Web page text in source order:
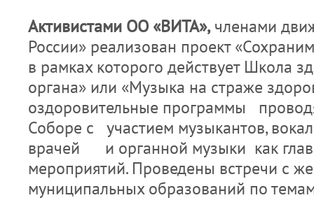
Активистами ОО «ВИТА»,членами
России» реализован проект
в рамках которого действует Школа
органа» или «Музыка на страже
оздоровительные программы
Соборе с участием музыкантов,
врачей и органной музыки как
мероприятий. Проведены встречи с
муниципальных образований по